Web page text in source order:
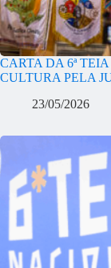
CARTA DA 6ª
CULTURA PELA
23/05/2026